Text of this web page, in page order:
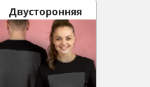
Двусторонняя